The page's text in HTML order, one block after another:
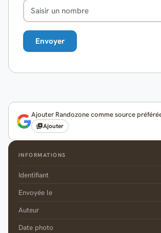
Ajouter Randozone comme source
Ajouter
INFORMATIONS
Identifiant
Envoyée le
Auteur
Date photo